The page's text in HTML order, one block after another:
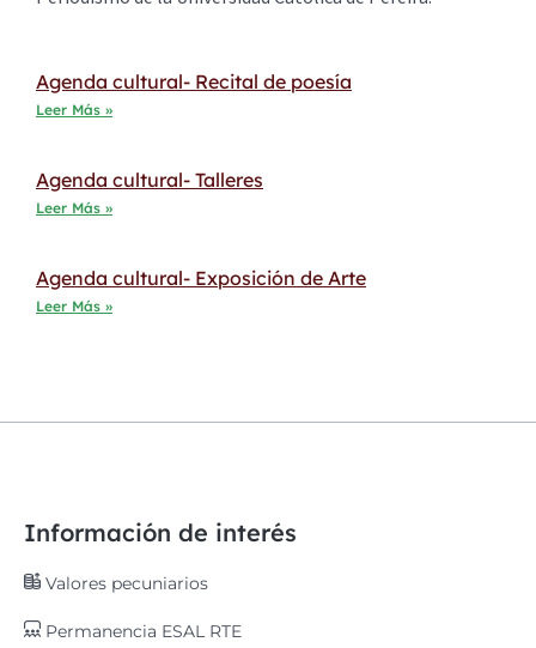
Agenda cultural- Recital de poesía
Leer Más »
Agenda cultural- Talleres
Leer Más »
Agenda cultural- Exposición de Arte
Leer Más »
Información de interés
Valores pecuniarios
Permanencia ESAL RTE